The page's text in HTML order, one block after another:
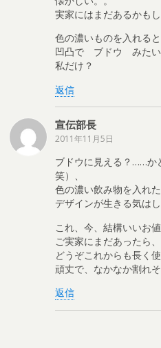
実家にはまだあるかもし
色の濃いものを入れると
凹凸で ブドウ みたい
私だけ？
返信
宣伝部長
2011年11月5日
ブドウに見える？……か
笑）、
色の濃い飲み物を入れ
デザインが生きる気はし
これ、今、結構いいお
ご実家にまだあったら、
どうぞこれからも長く
頑丈で、なかなか割れ
返信